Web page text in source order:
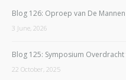
Blog 126: Oproep van De
3 June, 2026
Blog 125: Symposium
22 October, 2025